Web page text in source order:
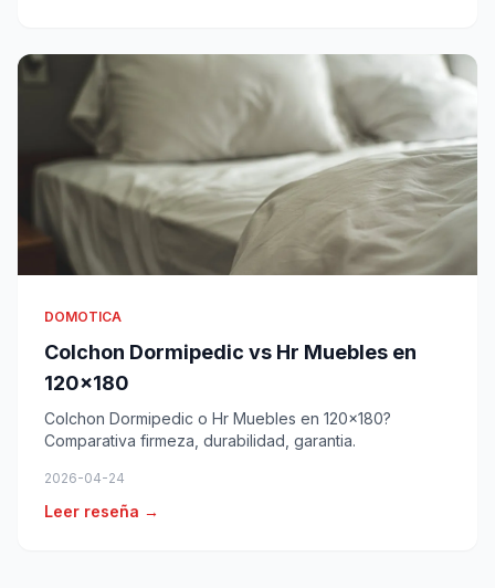
DOMOTICA
Colchon Dormipedic vs Hr Muebles en
120x180
Colchon Dormipedic o Hr Muebles en 120x180?
Comparativa firmeza, durabilidad, garantia.
2026-04-24
Leer reseña →